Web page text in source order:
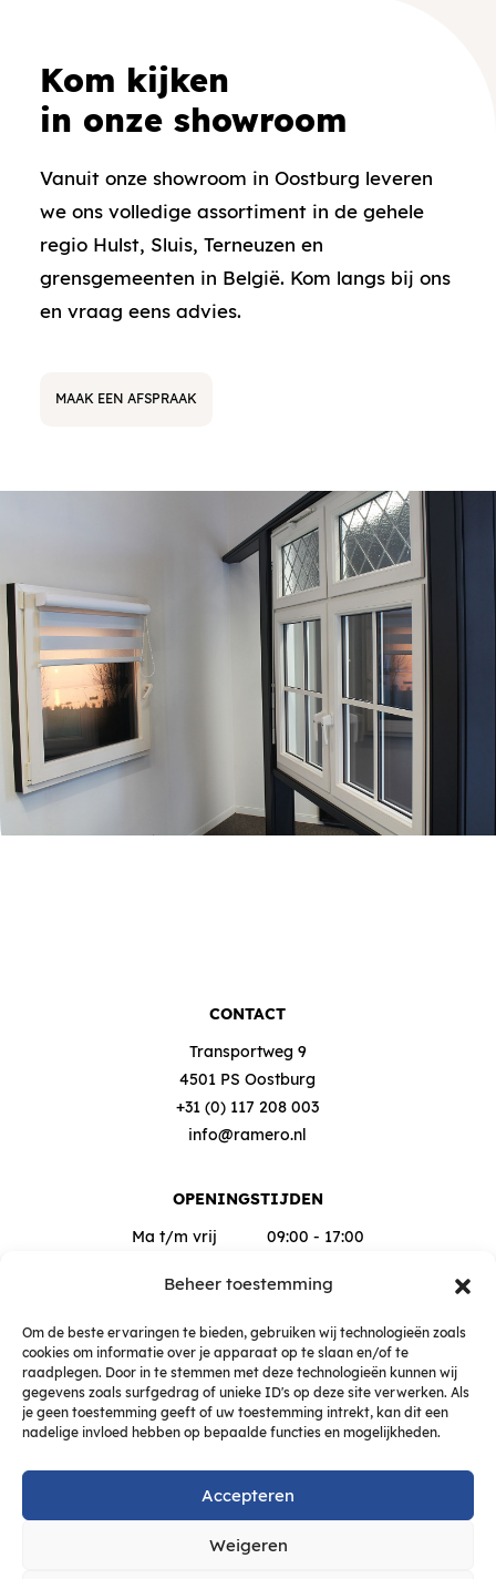
Beheer toestemming
Om de beste ervaringen te bieden, gebruiken wij technologieën zoals
cookies om informatie over je apparaat op te slaan en/of te
raadplegen. Door in te stemmen met deze technologieën kunnen wij
gegevens zoals surfgedrag of unieke ID's op deze site verwerken. Als
je geen toestemming geeft of uw toestemming intrekt, kan dit een
nadelige invloed hebben op bepaalde functies en mogelijkheden.
Accepteren
Weigeren
Kom kijken
in onze showroom
Vanuit onze showroom in Oostburg leveren
we ons volledige assortiment in de gehele
regio Hulst, Sluis, Terneuzen en
grensgemeenten in België. Kom langs bij ons
en vraag eens advies.
MAAK EEN AFSPRAAK
CONTACT
Transportweg 9
4501 PS Oostburg
+31 (0) 117 208 003
info@ramero.nl
OPENINGSTIJDEN
Ma t/m vrij
09:00 - 17:00
Buiten deze tijden op afspraak